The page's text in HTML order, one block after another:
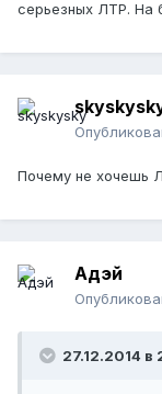
серьезных ЛТР. На
Почему не хочешь
Адэй
27.12.2014 в